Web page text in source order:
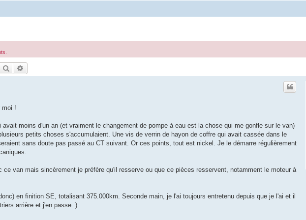
Rechercher
moi !
moins d'un an (et vraiment le changement de pompe à eau est la chose qui me gonfle sur le van)
petits choses s'accumulaient. Une vis de verrin de hayon de coffre qui avait cassée dans le
sans doute pas passé au CT suivant. Or ces points, tout est nickel. Je le démarre régulièrement
van mais sincèrement je préfère qu'il resserve ou que ce pièces resservent, notamment le moteur à
en finition SE, totalisant 375.000km. Seconde main, je l'ai toujours entretenu depuis que je l'ai et il
arrière et j'en passe..)